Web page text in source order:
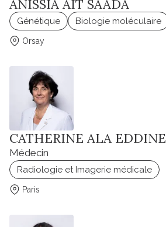
ANISSIA AIT SAADA
Génétique Biologie moléculaire
Orsay
CATHERINE ALA EDDINE
Médecin
Radiologie et Imagerie médicale
Paris